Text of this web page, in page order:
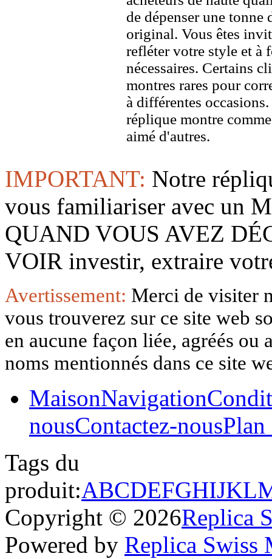
de dépenser une
original. Vous êtes
refléter votre style et à
nécessaires. Certains
montres rares pour
à différentes
réplique montre
aimé d'autres.
IMPORTANT: Notre
vous familiariser avec un
QUAND VOUS AVEZ
VOIR investir, extraire
Avertissement: Merci de visiter
vous trouverez sur ce site web
en aucune façon liée, agréés
noms mentionnés dans ce site
MaisonNavigation
nousContactez-nousPlan
Tags du
produit:ABCDEFGHIJKL
Copyright © 2026Replica
Powered by Replica Swiss